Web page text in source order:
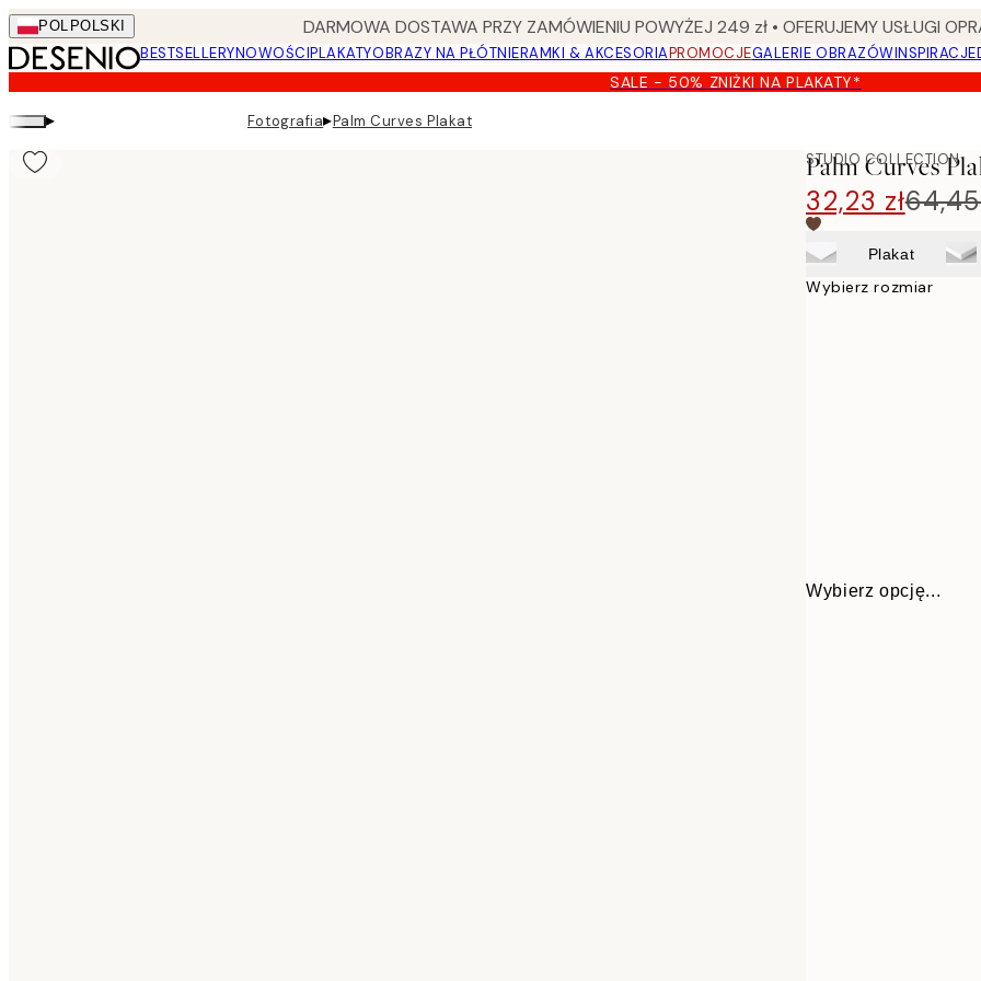
Skip
to
main
content.
POL POLSKI DARMOWA DOSTAWA PRZY ZAMÓWIENIU POWYŻEJ 249 zł • OFERUJEMY USŁUGI
BESTSELLERYNOWOŚCIPLAKATYOBRAZY NA PŁÓTNIERAMKI & AKCESORIAPROMOCJEGALERIE OBRAZÓWINSPIRACJE
SALE - 50% ZNIŻKI NA PLAKATY*
▸ Fotografia▸Palm Curves Plakat
STUDIO COLLECTION
Palm Curves
32,23 zł64,45
Plakat
Wybierz rozmiar
Wybierz opcję...